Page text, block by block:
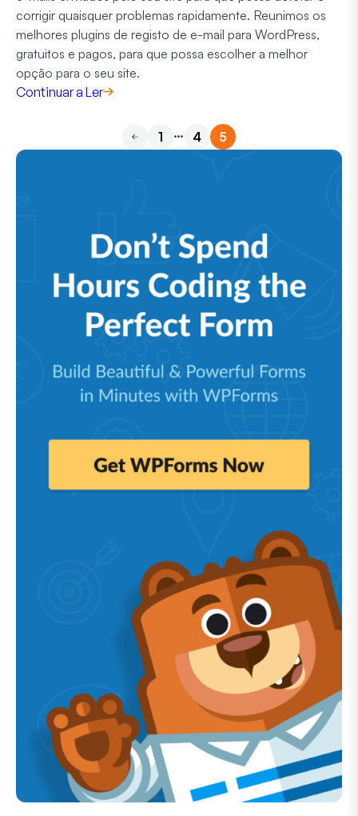
corrigir quaisquer problemas rapidamente. Reunimos os
melhores plugins de registo de e-mail para WordPress,
gratuitos e pagos, para que possa escolher a melhor
opção para o seu site.
Continuar a Ler
1 … 4 5